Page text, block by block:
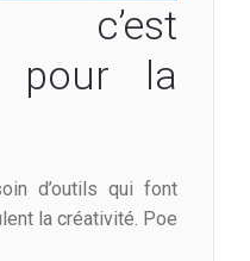
c’est
pour la
d’outils qui font
la créativité. Poe